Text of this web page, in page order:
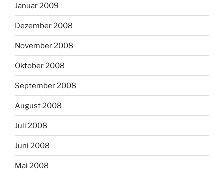
Januar 2009
Dezember 2008
November 2008
Oktober 2008
September 2008
August 2008
Juli 2008
Juni 2008
Mai 2008